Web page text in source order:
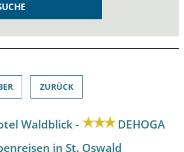
ZURÜCK
Waldblick - DEHOGA
in St. Oswald